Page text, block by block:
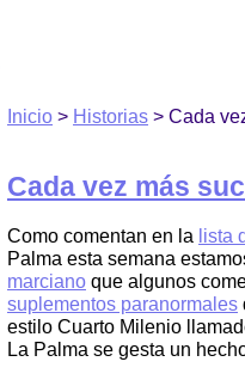
Inicio > Historias > Cada
Cada vez más
Como comentan en la lista
Palma esta semana
marciano que algunos
suplementos paranormales
estilo Cuarto Milenio
La Palma se gesta un